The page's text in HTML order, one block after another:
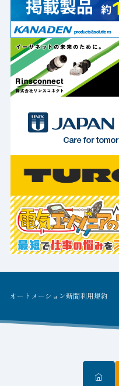
オートメーション新聞利用規約